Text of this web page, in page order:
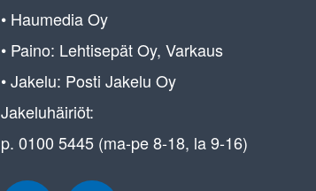
• Haumedia Oy
• Paino: Lehtisepät Oy, Varkaus
• Jakelu: Posti Jakelu Oy
Jakeluhäiriöt:
p. 0100 5445 (ma-pe 8-18, la 9-16)